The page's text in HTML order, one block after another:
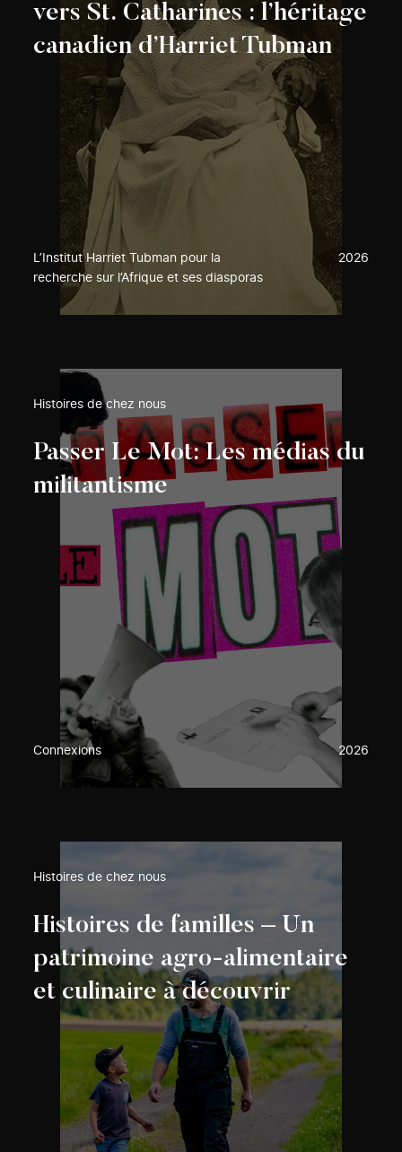
vers St. Catharines : l’héritage
canadien d’Harriet Tubman
L’Institut Harriet Tubman pour la
recherche sur l’Afrique et ses diasporas
2026
Histoires de chez nous
Passer Le Mot: Les médias du
militantisme
Connexions 2026
Histoires de chez nous
Histoires de familles – Un
patrimoine agro-alimentaire
et culinaire à découvrir